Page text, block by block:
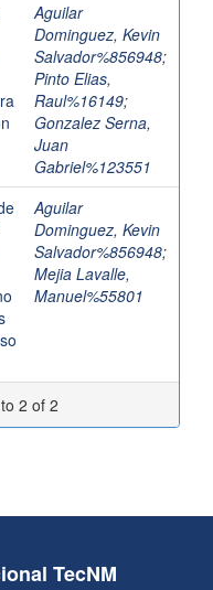
Aguilar
Dominguez, Kevin
Salvador%856948;
Pinto Elias,
Raul%16149;
Gonzalez Serna,
Juan
Gabriel%123551
Aguilar
Dominguez, Kevin
Salvador%856948;
Mejia Lavalle,
Manuel%55801
2 of 2
TecNM